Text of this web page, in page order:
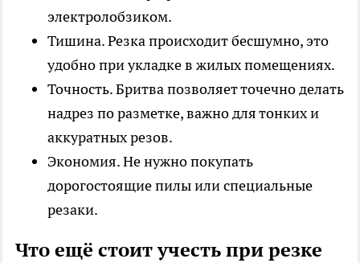
электролобзиком.
Тишина. Резка происходит бесшумно, это
удобно при укладке в жилых помещениях.
Точность. Бритва позволяет точечно делать
надрез по разметке, важно для тонких и
аккуратных резов.
Экономия. Не нужно покупать
дорогостоящие пилы или специальные
резаки.
Что ещё стоит учесть при резке